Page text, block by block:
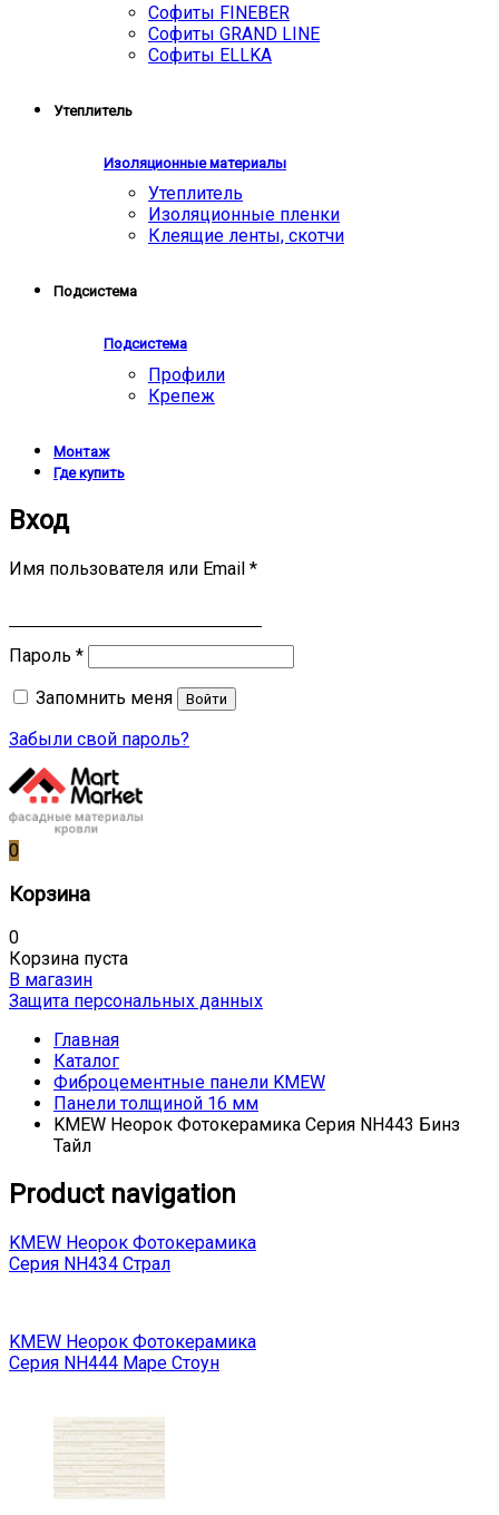
Софиты FINEBER
Софиты GRAND LINE
Софиты ELLKA
Утеплитель
Изоляционные материалы
Утеплитель
Изоляционные пленки
Клеящие ленты, скотчи
Подсистема
Подсистема
Профили
Крепеж
Монтаж
Где купить
Вход
Имя пользователя или Email *
Пароль *
Запомнить меня
Войти
Забыли свой пароль?
0
Корзина
0
Корзина пуста
В магазин
Защита персональных данных
Главная
Каталог
Фиброцементные панели KMEW
Панели толщиной 16 мм
KMEW Неорок Фотокерамика Серия NH443 Бинз
Тайл
Product navigation
KMEW Неорок Фотокерамика
Серия NH434 Страл
KMEW Неорок Фотокерамика
Серия NH444 Маре Стоун